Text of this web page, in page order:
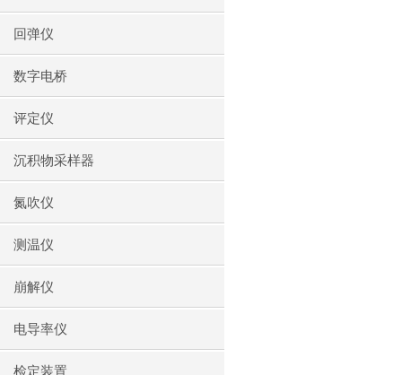
回弹仪
数字电桥
评定仪
沉积物采样器
氮吹仪
测温仪
崩解仪
电导率仪
检定装置